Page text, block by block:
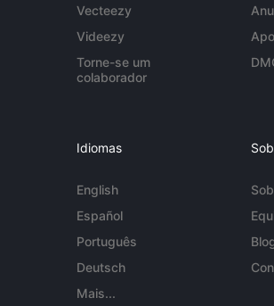
Vecteezy
Videezy
Torne-se um
colaborador
Idiomas
English
Español
Português
Deutsch
Mais...